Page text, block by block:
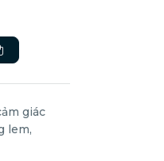
giác
lem,